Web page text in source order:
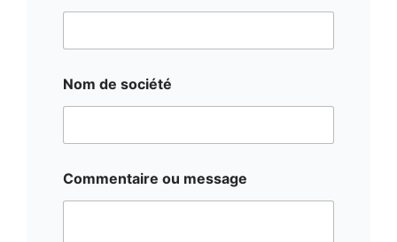
Nom de société
Commentaire ou message